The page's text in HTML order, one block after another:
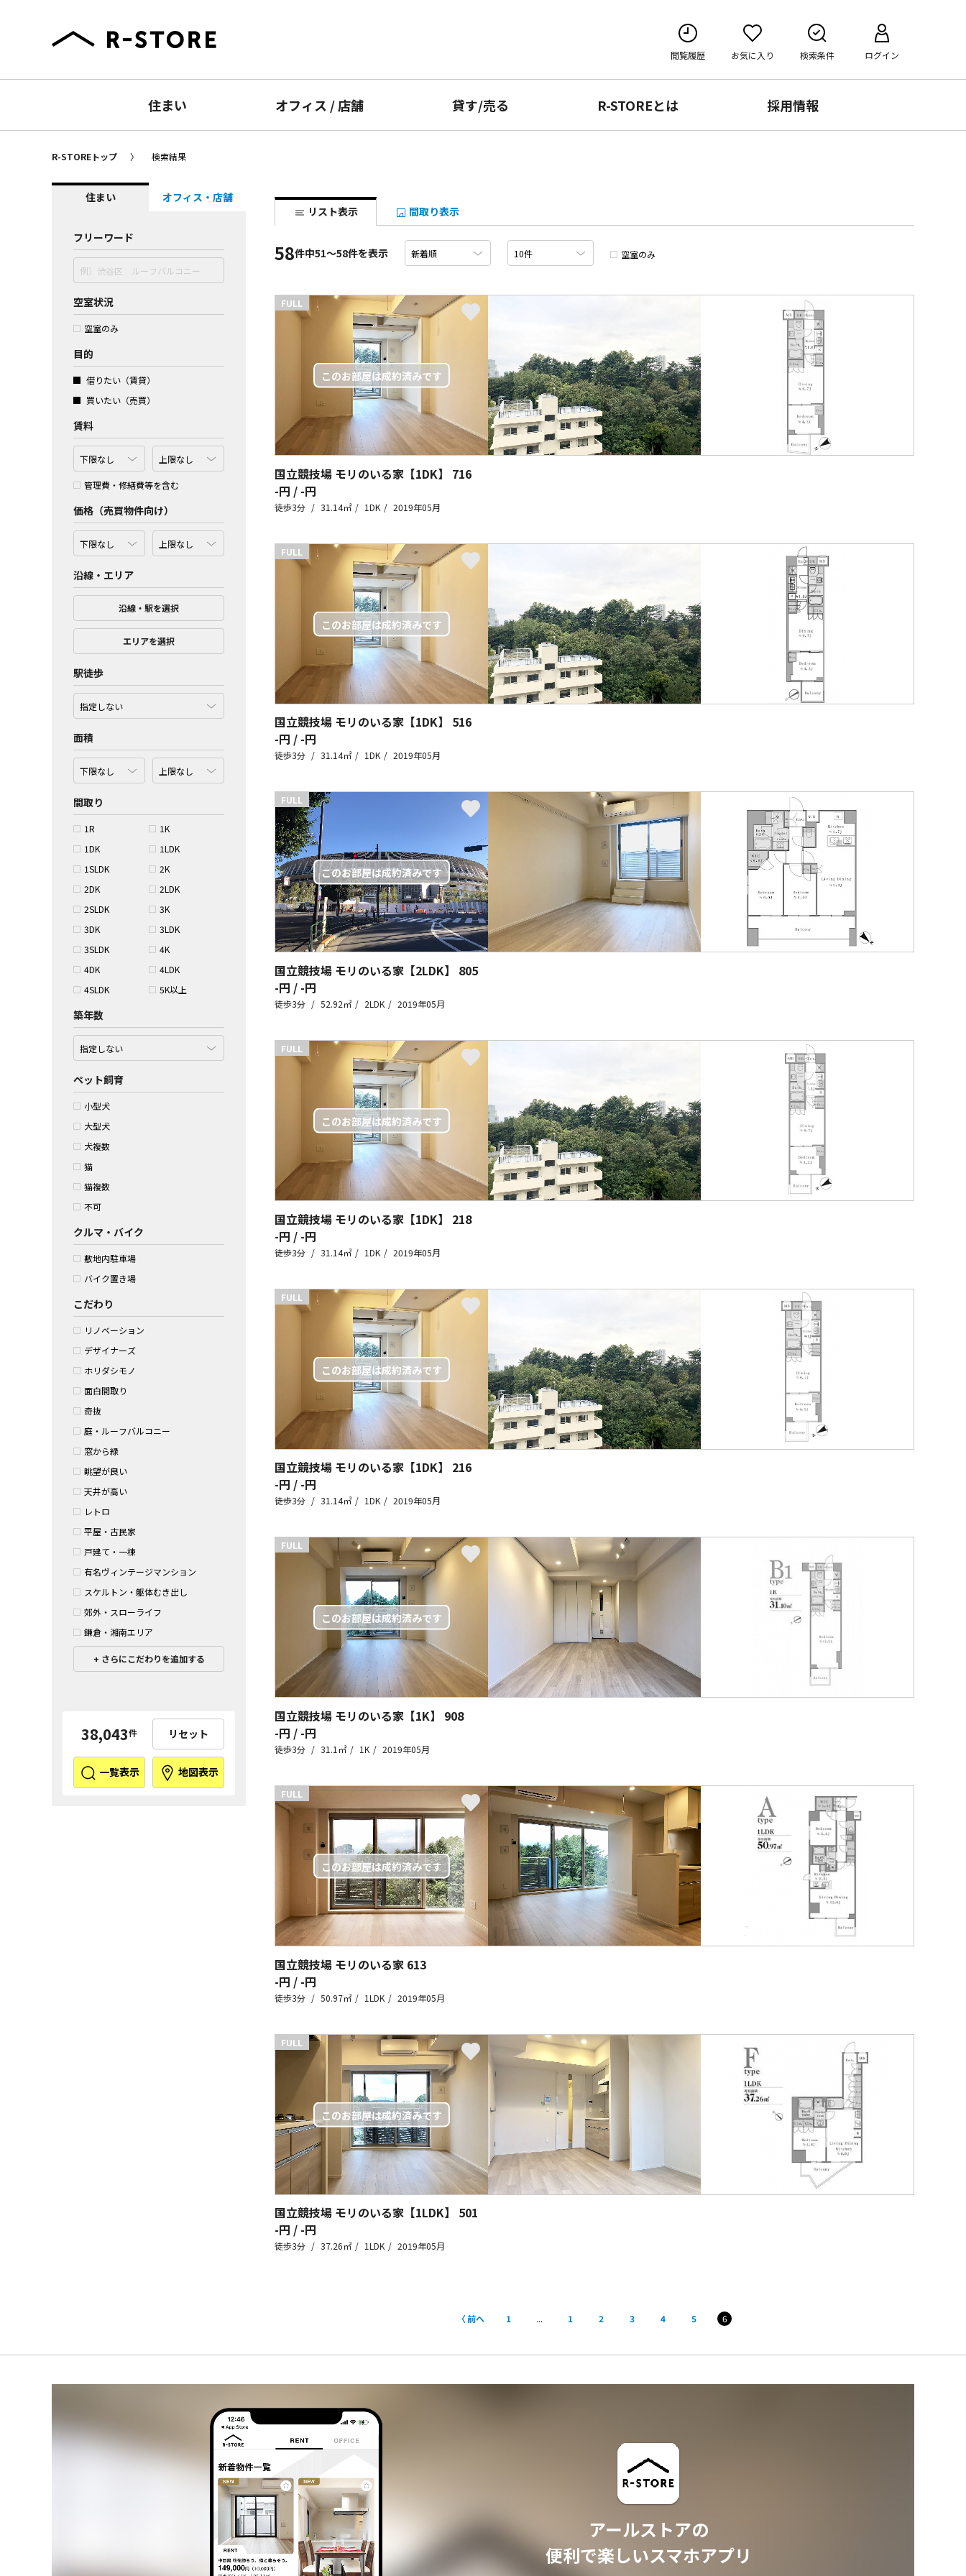
閲覧履歴 お気に入り 検索条件 ログイン
住まい オフィス /店舗 貸す/売る R-STOREとは 採用情報
R-STOREトップ 検索結果
住まい オフィス・店舗
フリーワード
空室状況
空室のみ
目的
借りたい（賃貸）
買いたい（売買）
賃料
管理費・修繕費等を含む
価格（売買物件向け）
沿線・エリア
沿線・駅を選択
エリアを選択
駅徒歩
面積
間取り
1R
1K
1DK
1LDK
1SLDK
2K
2DK
2LDK
2SLDK
3K
3DK
3LDK
3SLDK
4K
4DK
4LDK
4SLDK
5K以上
築年数
ペット飼育
小型犬
大型犬
犬複数
猫
猫複数
不可
クルマ・バイク
敷地内駐車場
バイク置き場
こだわり
リノベーション
デザイナーズ
ホリダシモノ
面白間取り
奇抜
庭・ルーフバルコニー
窓から緑
眺望が良い
天井が高い
レトロ
平屋・古民家
戸建て・一棟
有名ヴィンテージマンション
スケルトン・躯体むき出し
郊外・スローライフ
鎌倉・湘南エリア
さらにこだわりを追加する
38,043件 リセット
一覧表示 地図表示
リスト表示 間取り表示
58件中51〜58件を表示 空室のみ
FULL
国立競技場 モリのいる家【1DK】
716
-円 / -円
徒歩3分 31.14㎡ 1DK 2019年05月
FULL
国立競技場 モリのいる家【1DK】
516
-円 / -円
徒歩3分 31.14㎡ 1DK 2019年05月
FULL
国立競技場 モリのいる家【2LDK】
805
-円 / -円
徒歩3分 52.92㎡ 2LDK 2019年05月
FULL
国立競技場 モリのいる家【1DK】
218
-円 / -円
徒歩3分 31.14㎡ 1DK 2019年05月
FULL
国立競技場 モリのいる家【1DK】
216
-円 / -円
徒歩3分 31.14㎡ 1DK 2019年05月
FULL
国立競技場 モリのいる家【1K】
908
-円 / -円
徒歩3分 31.1㎡ 1K 2019年05月
FULL
国立競技場 モリのいる家 613
-円 / -円
徒歩3分 50.97㎡ 1LDK 2019年05月
FULL
国立競技場 モリのいる家【1LDK】
501
-円 / -円
徒歩3分 37.26㎡ 1LDK 2019年05月
前へ 1 ... 1 2 3 4 5 6
アールストアの
便利で楽しいスマホアプリ